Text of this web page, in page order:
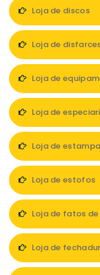
Loja de discos
Loja de
Loja de
Loja de
Loja de
Loja de estofos
Loja de fatos
Loja de